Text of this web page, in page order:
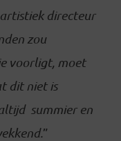
directeur
zou
voorligt, moet
dit niet is
summier en
”